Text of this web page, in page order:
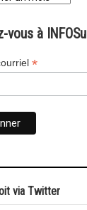
vous à
*
via Twitter